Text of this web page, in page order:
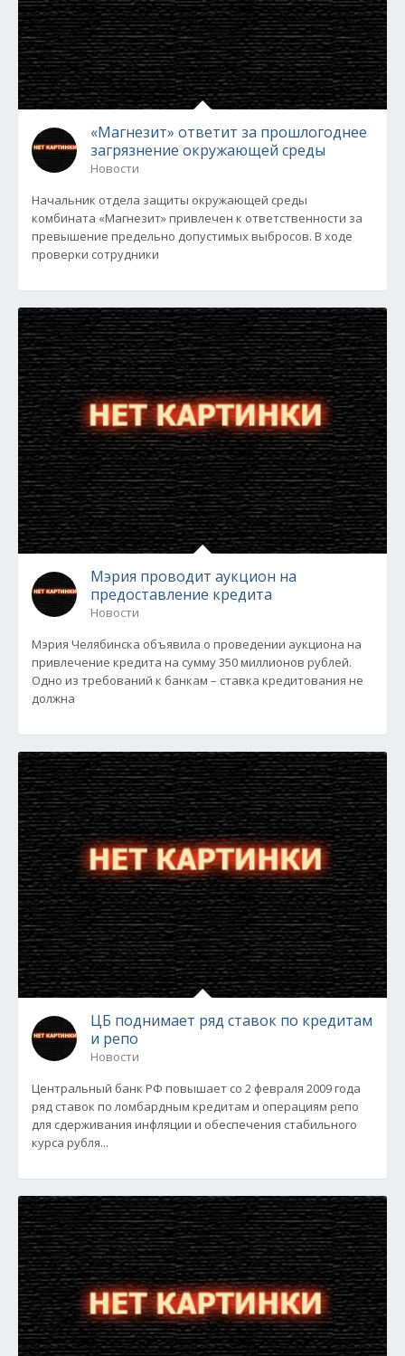
«Магнезит» ответит за прошлогоднее
загрязнение окружающей среды
Новости
Начальник отдела защиты окружающей среды
комбината «Магнезит» привлечен к ответственности за
превышение предельно допустимых выбросов. В ходе
проверки сотрудники
Мэрия проводит аукцион на
предоставление кредита
Новости
Мэрия Челябинска объявила о проведении аукциона на
привлечение кредита на сумму 350 миллионов рублей.
Одно из требований к банкам – ставка кредитования не
должна
ЦБ поднимает ряд ставок по кредитам
и репо
Новости
Центральный банк РФ повышает со 2 февраля 2009 года
ряд ставок по ломбардным кредитам и операциям репо
для сдерживания инфляции и обеспечения стабильного
курса рубля...